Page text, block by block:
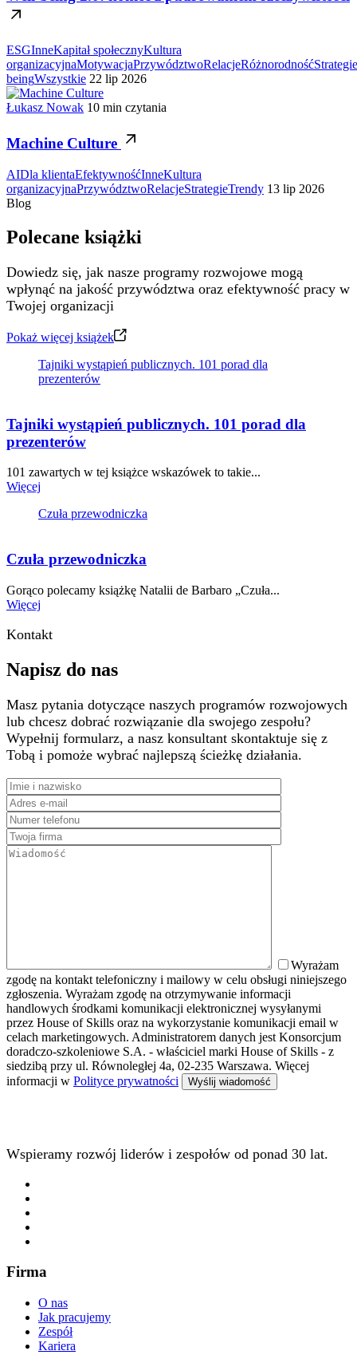
ESGInneKapitał społecznyKultura
organizacyjnaMotywacjaPrzywództwoRelacjeRóżnorodnośćStrategie
beingWszystkie 22 lip 2026
Łukasz Nowak 10 min czytania
Machine Culture
AIDla klientaEfektywnośćInneKultura
organizacyjnaPrzywództwoRelacjeStrategieTrendy 13 lip 2026
Blog
Polecane książki
Dowiedz się, jak nasze programy rozwojowe mogą
wpłynąć na jakość przywództwa oraz efektywność pracy w
Twojej organizacji
Pokaż więcej książek
Tajniki wystąpień publicznych. 101 porad dla
prezenterów
Tajniki wystąpień publicznych. 101 porad dla
prezenterów
101 zawartych w tej książce wskazówek to takie...
Więcej
Czuła przewodniczka
Czuła przewodniczka
Gorąco polecamy książkę Natalii de Barbaro „Czuła...
Więcej
Kontakt
Napisz do nas
Masz pytania dotyczące naszych programów rozwojowych
lub chcesz dobrać rozwiązanie dla swojego zespołu?
Wypełnij formularz, a nasz konsultant skontaktuje się z
Tobą i pomoże wybrać najlepszą ścieżkę działania.
Wyrażam
zgodę na kontakt telefoniczny i mailowy w celu obsługi niniejszego
zgłoszenia. Wyrażam zgodę na otrzymywanie informacji
handlowych środkami komunikacji elektronicznej wysyłanymi
przez House of Skills oraz na wykorzystanie komunikacji email w
celach marketingowych. Administratorem danych jest Konsorcjum
doradczo-szkoleniowe S.A. - właściciel marki House of Skills - z
siedzibą przy ul. Równoległej 4a, 02-235 Warszawa. Więcej
informacji w Polityce prywatności
Wspieramy rozwój liderów i zespołów od ponad 30 lat.
Firma
O nas
Jak pracujemy
Zespół
Kariera